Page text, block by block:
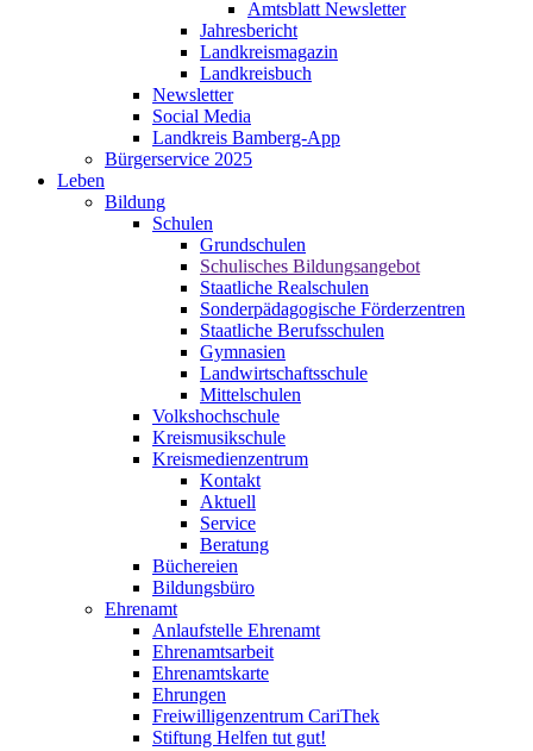
Amtsblatt Newsletter
Jahresbericht
Landkreismagazin
Landkreisbuch
Newsletter
Social Media
Landkreis Bamberg-App
Bürgerservice 2025
Leben
Bildung
Schulen
Grundschulen
Schulisches Bildungsangebot
Staatliche Realschulen
Sonderpädagogische Förderzentren
Staatliche Berufsschulen
Gymnasien
Landwirtschaftsschule
Mittelschulen
Volkshochschule
Kreismusikschule
Kreismedienzentrum
Kontakt
Aktuell
Service
Beratung
Büchereien
Bildungsbüro
Ehrenamt
Anlaufstelle Ehrenamt
Ehrenamtsarbeit
Ehrenamtskarte
Ehrungen
Freiwilligenzentrum CariThek
Stiftung Helfen tut gut!